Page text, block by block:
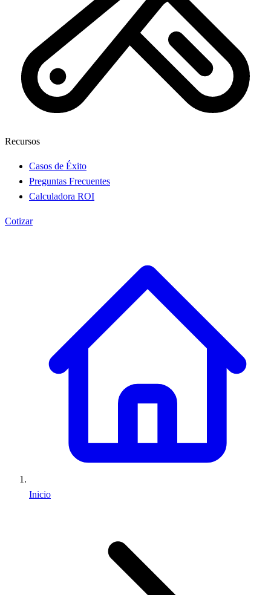
Recursos
Casos de Éxito
Preguntas Frecuentes
Calculadora ROI
Cotizar
Inicio